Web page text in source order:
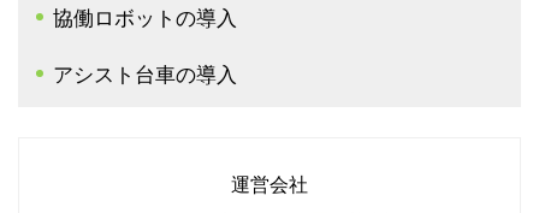
協働ロボットの導入
アシスト台車の導入
運営会社